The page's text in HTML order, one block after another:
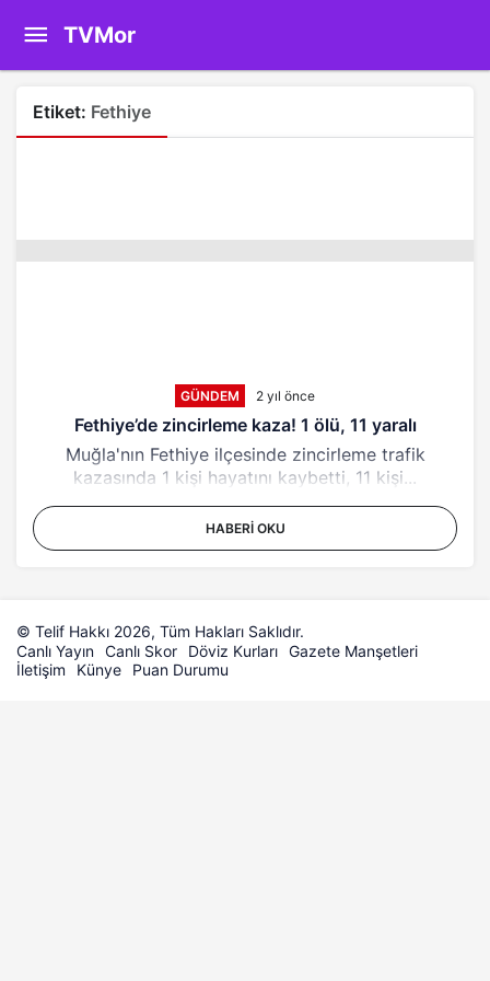
TVMor
Etiket: Fethiye
GÜNDEM 2 yıl önce
Fethiye’de zincirleme kaza! 1 ölü, 11 yaralı
Muğla'nın Fethiye ilçesinde zincirleme trafik
kazasında 1 kişi hayatını kaybetti, 11 kişi...
HABERI OKU
© Telif Hakkı 2026, Tüm Hakları Saklıdır.
Canlı Yayın Canlı Skor Döviz Kurları Gazete Manşetleri
İletişim
Künye Puan Durumu